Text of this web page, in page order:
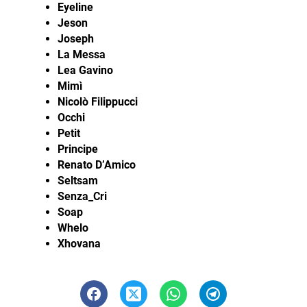
Eyeline
Jeson
Joseph
La Messa
Lea Gavino
Mimì
Nicolò Filippucci
Occhi
Petit
Principe
Renato D’Amico
Seltsam
Senza_Cri
Soap
Whelo
Xhovana